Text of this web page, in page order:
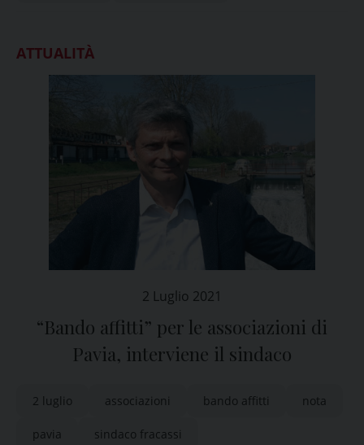
ATTUALITÀ
2 Luglio 2021
“Bando affitti” per le associazioni di
Pavia, interviene il sindaco
2 luglio associazioni bando affitti nota
pavia sindaco fracassi